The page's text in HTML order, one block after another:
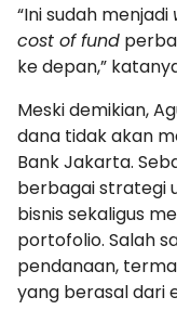
“Ini sudah menjadi
cost of fund
ke depan,”
Meski demikian,
dana tidak akan
Bank Jakarta.
berbagai strategi
bisnis sekaligus
portofolio. Salah
pendanaan,
yang berasal dari